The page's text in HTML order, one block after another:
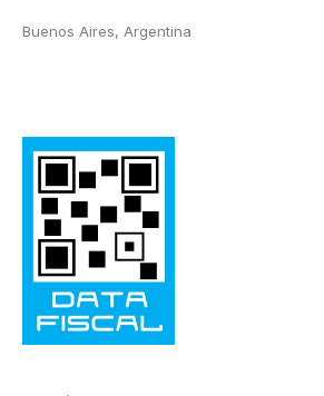
Buenos Aires, Argentina